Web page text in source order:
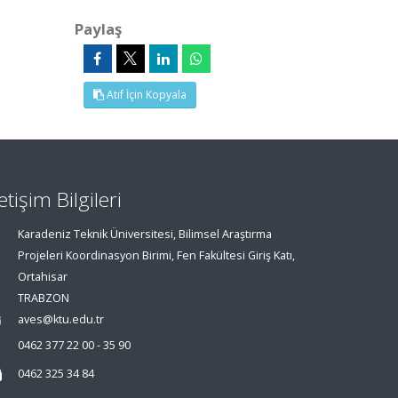
Paylaş
Atıf İçin Kopyala
Bilgileri
Karadeniz Teknik Üniversitesi, Bilimsel Araştırma
Projeleri Koordinasyon Birimi, Fen Fakültesi Giriş Katı,
Ortahisar
TRABZON
aves@ktu.edu.tr
0462 377 22 00 - 35 90
0462 325 34 84